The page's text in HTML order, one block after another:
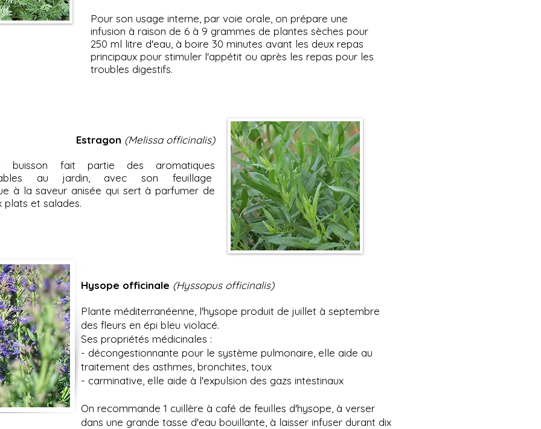
Pour son usage interne, par voie orale, on prépare une
infusion à raison de 6 à 9 grammes de plantes sèches pour
250 ml litre d'eau, à boire 30 minutes avant les deux repas
principaux pour stimuler l'appétit ou après les repas pour les
troubles digestifs.
Estragon (Melissa officinalis)
buisson fait partie des aromatiques
au jardin, avec son feuillage
à la saveur anisée qui sert à parfumer de
plats et salades.
Hysope officinale (Hyssopus officinalis)
Plante méditerranéenne, l'hysope produit de juillet à septembre
des fleurs en épi bleu violacé.
Ses propriétés médicinales :
- décongestionnante pour le système pulmonaire, elle aide au
traitement des asthmes, bronchites, toux
- carminative, elle aide à l'expulsion des gazs intestinaux
On recommande 1 cuillère à café de feuilles d'hysope, à verser
dans une grande tasse d'eau bouillante, à laisser infuser durant dix